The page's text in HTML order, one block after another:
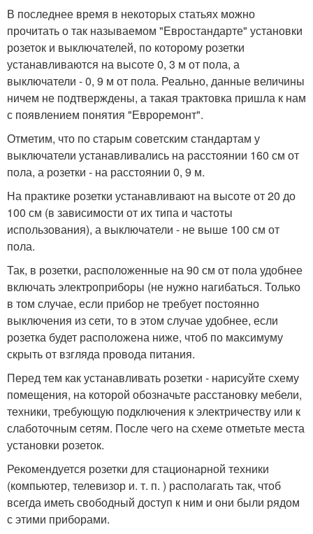
В последнее время в некоторых статьях можно
прочитать о так называемом "Евростандарте" установки
розеток и выключателей, по которому розетки
устанавливаются на высоте 0, 3 м от пола, а
выключатели - 0, 9 м от пола. Реально, данные величины
ничем не подтверждены, а такая трактовка пришла к нам
с появлением понятия "Евроремонт".
Отметим, что по старым советским стандартам у
выключатели устанавливались на расстоянии 160 см от
пола, а розетки - на расстоянии 0, 9 м.
На практике розетки устанавливают на высоте от 20 до
100 см (в зависимости от их типа и частоты
использования), а выключатели - не выше 100 см от
пола.
Так, в розетки, расположенные на 90 см от пола удобнее
включать электроприборы (не нужно нагибаться. Только
в том случае, если прибор не требует постоянно
выключения из сети, то в этом случае удобнее, если
розетка будет расположена ниже, чтоб по максимуму
скрыть от взгляда провода питания.
Перед тем как устанавливать розетки - нарисуйте схему
помещения, на которой обозначьте расстановку мебели,
техники, требующую подключения к электричеству или к
слаботочным сетям. После чего на схеме отметьте места
установки розеток.
Рекомендуется розетки для стационарной техники
(компьютер, телевизор и. т. п. ) располагать так, чтоб
всегда иметь свободный доступ к ним и они были рядом
с этими приборами.